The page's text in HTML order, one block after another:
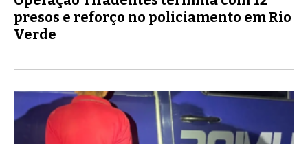
presos e reforço no policiamento em Rio
Verde